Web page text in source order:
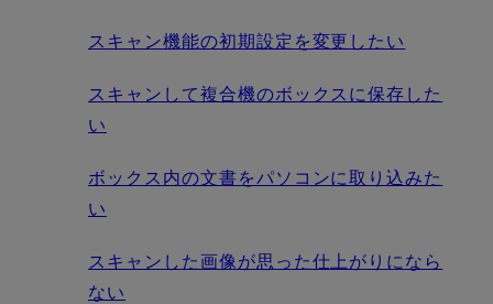
スキャン機能の初期設定を変更したい
スキャンして複合機のボックスに保存した
い
ボックス内の文書をパソコンに取り込みた
い
スキャンした画像が思った仕上がりになら
ない